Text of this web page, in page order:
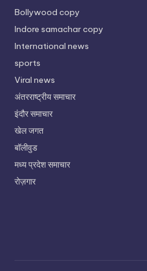
Bollywood copy
Indore samachar copy
International news
sports
Viral news
अंतरराष्ट्रीय समाचार
इंदौर समाचार
खेल जगत
बॉलीवुड
मध्य प्रदेश समाचार
रोज़गार